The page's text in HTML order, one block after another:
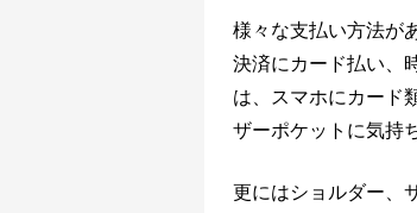
様々な支払い方法が
決済にカード払い、
は、スマホにカード
ザーポケットに気持
更にはショルダー、